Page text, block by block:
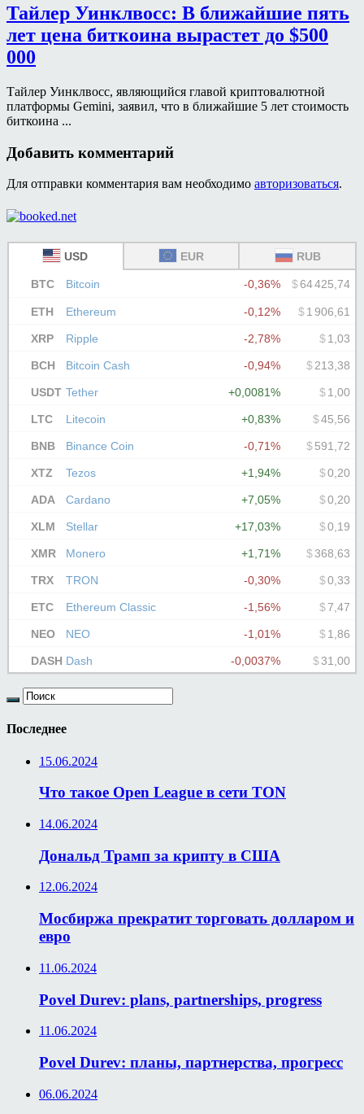
Тайлер Уинклвосс: В ближайшие пять
лет цена биткоина вырастет до $500
000
Тайлер Уинклвосс, являющийся главой криптовалютной
платформы Gemini, заявил, что в ближайшие 5 лет стоимость
биткоина ...
Добавить комментарий
Для отправки комментария вам необходимо авторизоваться.
Последнее
15.06.2024
Что такое Open League в сети TON
14.06.2024
Дональд Трамп за крипту в США
12.06.2024
Мосбиржа прекратит торговать долларом и
евро
11.06.2024
Povel Durev: plans, partnerships, progress
11.06.2024
Povel Durev: планы, партнерства, прогресс
06.06.2024